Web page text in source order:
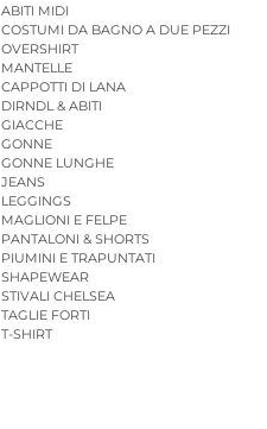
ABITI MIDI
COSTUMI DA BAGNO A DUE PEZZI
OVERSHIRT
MANTELLE
CAPPOTTI DI LANA
DIRNDL & ABITI
GIACCHE
GONNE
GONNE LUNGHE
JEANS
LEGGINGS
MAGLIONI E FELPE
PANTALONI & SHORTS
PIUMINI E TRAPUNTATI
SHAPEWEAR
STIVALI CHELSEA
TAGLIE FORTI
T-SHIRT